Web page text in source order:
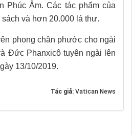
Phúc Âm. Các tác phẩm của
và hơn 20.000 lá thư.
phong chân phước cho ngài
Đức Phanxicô tuyên ngài lên
13/10/2019.
Tác giả: Vatican News